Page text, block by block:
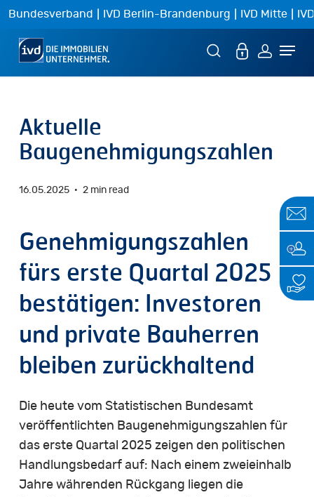
Skip
main
Bundesverband | IVD Berlin-Brandenburg | IVD Mitte |
Aktuelle
Baugenehmigungszahlen
16.05.2025 2 min read
Genehmigungszahlen
fürs erste Quartal 2025
bestätigen: Investoren
und private Bauherren
bleiben zurückhaltend
Die heute vom Statistischen Bundesamt
veröffentlichten Baugenehmigungszahlen für
das erste Quartal 2025 zeigen den politischen
Handlungsbedarf auf: Nach einem zweieinhalb
Jahre währenden Rückgang liegen die